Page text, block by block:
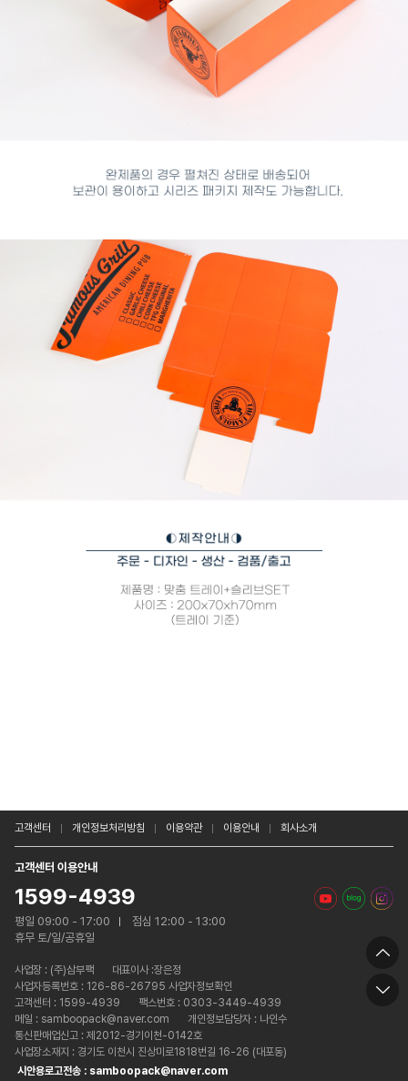
고객센터 개인정보처리방침 이용약관 이용안내 회사소개
고객센터 이용안내
1599-4939
평일 09:00 - 17:00
점심 12:00 - 13:00
휴무 토/일/공휴일
사업장 : (주)삼부팩
대표이사 :장은정
사업자등록번호 : 126-86-26795 사업자정보확인
고객센터 : 1599-4939
팩스번호 : 0303-3449-4939
메일 : samboopack@naver.com
개인정보담당자 : 나인수
통신판매업신고 : 제2012-경기이천-0142호
사업장소재지 : 경기도 이천시 진상미로1818번길 16-26 (대포동)
시안용로고전송 : samboopack@naver.com